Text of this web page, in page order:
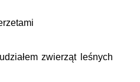
zwierząt leśnych